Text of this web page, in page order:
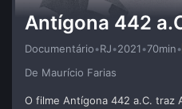
Antígona 442
Documentário•RJ•2021•70min•
De Maurí­cio Farias
O filme Antígona 442 a.C. traz